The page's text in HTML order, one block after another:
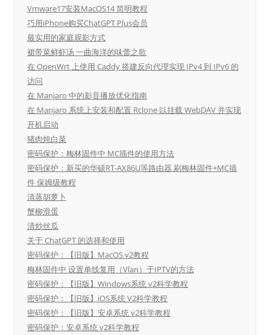
Vmware17安装MacOS14 简明教程
巧用iPhone购买ChatGPT Plus会员
最实用的家庭观影方式
裙带菜鲜虾汤 一曲海洋的味蕾之歌
在 OpenWrt 上使用 Caddy 搭建反向代理实现 IPv4 到 IPv6 的
访问
在 Manjaro 中的影音播放优化指南
在 Manjaro 系统上安装和配置 Rclone 以挂载 WebDAV 并实现
开机启动
猪肉炖白菜
密码保护：梅林固件中 MC插件的使用方法
密码保护：新买的华硕RT-AX86U等路由器 刷梅林固件+MC插
件 保姆级教程
清蒸胡萝卜
蟹柳滑蛋
清炒丝瓜
关于 ChatGPT 的选择和使用
密码保护：【旧版】MacOS v2教程
梅林固件中 设置单线复用（Vlan）于IPTV的方法
密码保护：【旧版】Windows系统 v2科学教程
密码保护：【旧版】iOS系统 V2科学教程
密码保护：【旧版】安卓系统 v2科学教程
密码保护：安卓系统 v2科学教程